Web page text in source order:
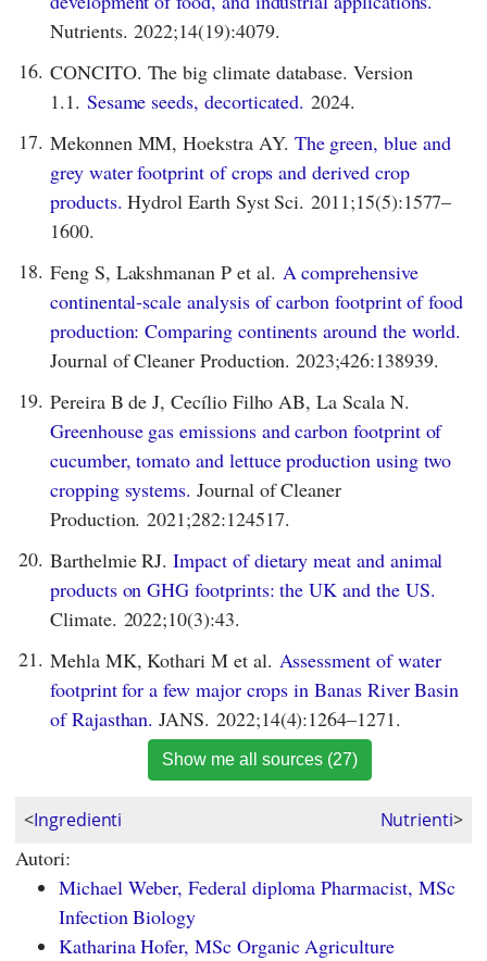
Nutrients. 2022;14(19):4079.
16. CONCITO. The big climate database. Version
1.1. Sesame seeds, decorticated. 2024.
17. Mekonnen MM, Hoekstra AY. The green, blue and
grey water footprint of crops and derived crop
products. Hydrol Earth Syst Sci. 2011;15(5):1577–
1600.
18. Feng S, Lakshmanan P et al. A comprehensive
continental-scale analysis of carbon footprint of food
production: Comparing continents around the world.
Journal of Cleaner Production. 2023;426:138939.
19. Pereira B de J, Cecílio Filho AB, La Scala N.
Greenhouse gas emissions and carbon footprint of
cucumber, tomato and lettuce production using two
cropping systems. Journal of Cleaner
Production. 2021;282:124517.
20. Barthelmie RJ.Impact of dietary meat and animal
products on GHG footprints: the UK and the US.
Climate. 2022;10(3):43.
21. Mehla MK, Kothari M et al. Assessment of water
footprint for a few major crops in Banas River Basin
of Rajasthan. JANS. 2022;14(4):1264–1271.
Show me all sources (27)
<Ingredienti Nutrienti>
Autori:
Michael Weber, Federal diploma Pharmacist, MSc
Infection Biology
Katharina Hofer, MSc Organic Agriculture